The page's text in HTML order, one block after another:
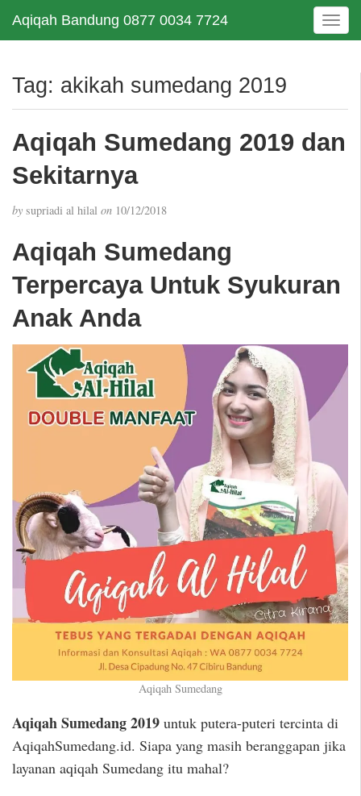
Aqiqah Bandung 0877 0034 7724
T
o
e
a
n
Tag: akikah sumedang 2019
Aqiqah Sumedang 2019 dan
Sekitarnya
by supriadi al hilal on 10/12/2018
Aqiqah Sumedang
Terpercaya Untuk Syukuran
Anak Anda
Aqiqah Sumedang
Aqiqah Sumedang 2019 untuk putera-puteri tercinta di
AqiqahSumedang.id. Siapa yang masih beranggapan jika
layanan aqiqah Sumedang itu mahal?